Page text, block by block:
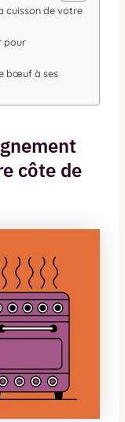
cuisson de votre
pour
bœuf à ses
côte de